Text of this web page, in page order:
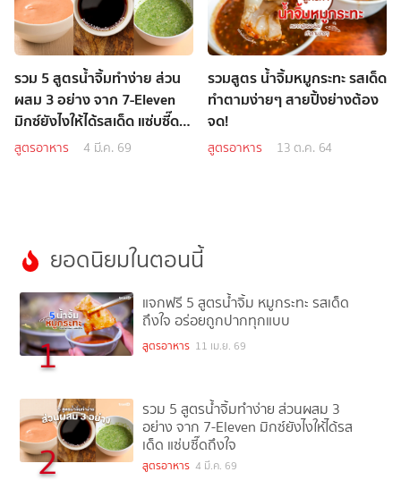
รวม 5 สูตรน้ำจิ้มทำง่าย ส่วน
ผสม 3 อย่าง จาก 7-Eleven
มิกซ์ยังไงให้ได้รสเด็ด แซ่บซี๊ด
ถึงใจ
สูตรอาหาร 4 มี.ค. 69
รวมสูตร น้ำจิ้มหมูกระทะ รสเด็ด
ทำตามง่ายๆ สายปิ้งย่างต้อง
จด!
สูตรอาหาร 13 ต.ค. 64
ยอดนิยมในตอนนี้
1
แจกฟรี 5 สูตรน้ำจิ้ม หมูกระทะ รสเด็ด
ถึงใจ อร่อยถูกปากทุกแบบ
สูตรอาหาร 11 เม.ย. 69
2
รวม 5 สูตรน้ำจิ้มทำง่าย ส่วนผสม 3
อย่าง จาก 7-Eleven มิกซ์ยังไงให้ได้รส
เด็ด แซ่บซี๊ดถึงใจ
สูตรอาหาร 4 มี.ค. 69